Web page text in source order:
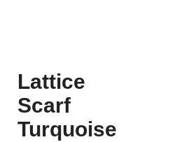
Lattice
Scarf
Turquoise